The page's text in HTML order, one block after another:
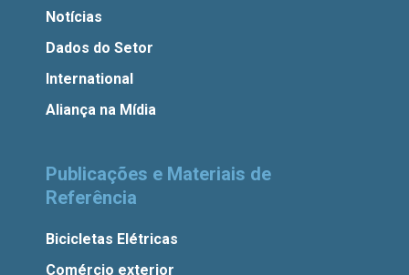
Notícias
Dados do Setor
International
Aliança na Mídia
Publicações e Materiais de
Referência
Bicicletas Elétricas
Comércio exterior